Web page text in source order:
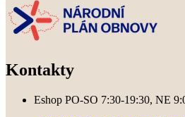
Kontakty
Eshop PO-SO 7:30-19:30, NE